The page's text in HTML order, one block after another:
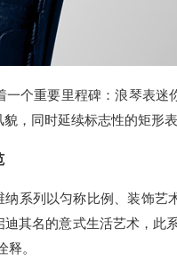
一个重要里程碑：浪琴表迷
，同时延续标志性的矩形表
纳系列以匀称比例、装饰艺
迪其名的意式生活艺术，此
释。